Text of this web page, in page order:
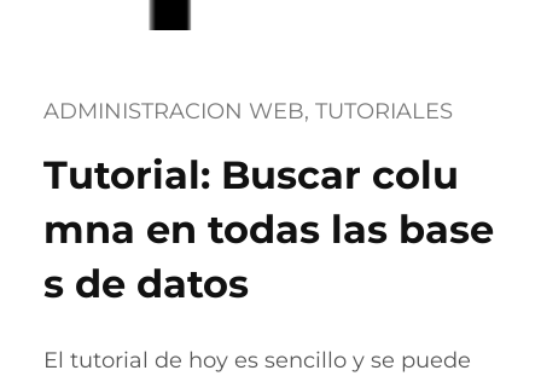
ADMINISTRACION WEB, TUTORIALES
Tutorial: Buscar colu
mna en todas las base
s de datos
El tutorial de hoy es sencillo y se puede